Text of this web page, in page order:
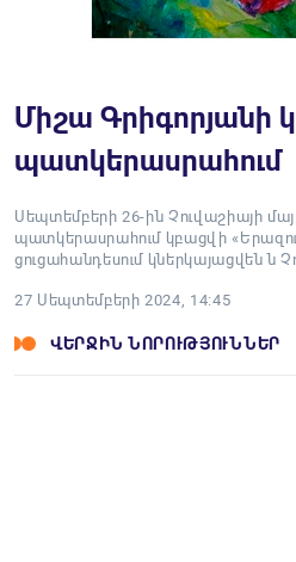
Միշա Գրիգորյանի
պատկերասրահում
Սեպտեմբերի 26-ին Չուվաշիայի
պատկերասրահում կբացվի
ցուցահանդեսում կներկայացվեն ն
27 Սեպտեմբերի 2024, 14:45
ՎԵՐՋԻՆ ՆՈՐՈՒԹՅՈՒՆՆԵՐ